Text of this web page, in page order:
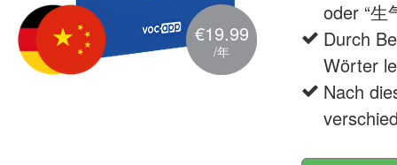
€19.99
/年
oder “生
Durch
Wörter
Nach